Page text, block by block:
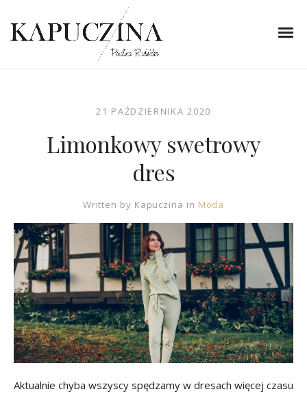
21 PAŹDZIERNIKA 2020
Limonkowy swetrowy
dres
Written by Kapuczina in Moda
Aktualnie chyba wszyscy spędzamy w dresach więcej czasu